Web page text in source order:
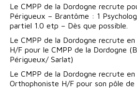
Le CMPP de la Dordogne recrute
Périgueux – Brantôme : 1
partiel 1.0 etp – Dès que possible.
Le CMPP de la Dordogne recrute
H/F pour le CMPP de la Dordogne
Périgueux/ Sarlat)
Le CMPP de la Dordogne recrute en
Orthophoniste H/F pour son pôle de